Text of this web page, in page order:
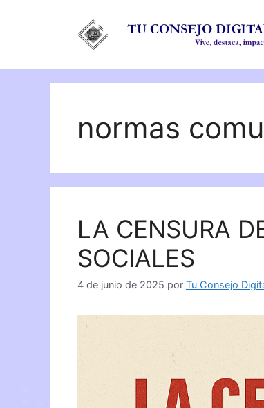
normas
LA CENSURA
SOCIALES
4 de junio de 2025 por Tu Consejo